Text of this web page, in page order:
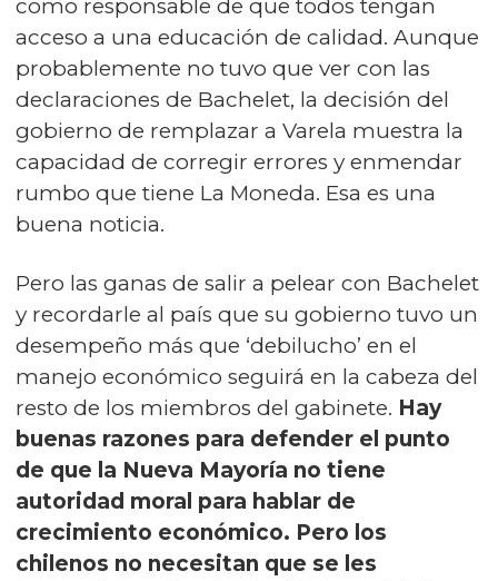
como responsable de que todos tengan
acceso a una educación de calidad. Aunque
probablemente no tuvo que ver con las
declaraciones de Bachelet, la decisión del
gobierno de remplazar a Varela muestra la
capacidad de corregir errores y enmendar
rumbo que tiene La Moneda. Esa es una
buena noticia.
Pero las ganas de salir a pelear con Bachelet
y recordarle al país que su gobierno tuvo un
desempeño más que ‘debilucho’ en el
manejo económico seguirá en la cabeza del
resto de los miembros del gabinete. Hay
buenas razones para defender el punto
de que la Nueva Mayoría no tiene
autoridad moral para hablar de
crecimiento económico. Pero los
chilenos no necesitan que se les